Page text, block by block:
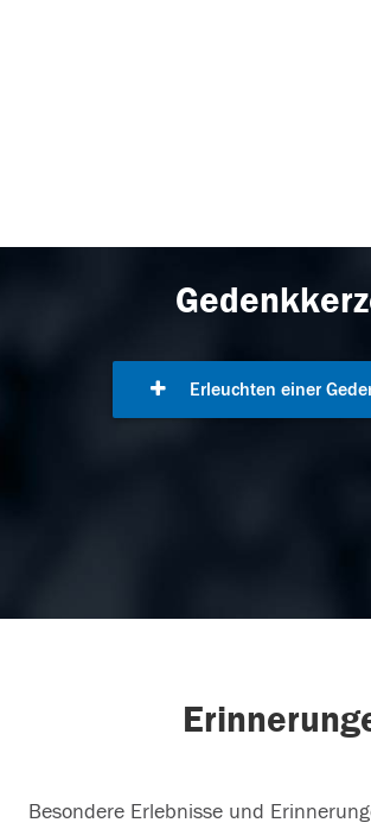
Erleuchten einer
Besondere Erlebnisse und